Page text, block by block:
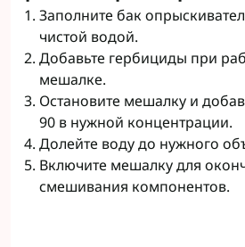
Заполните бак
чистой водой.
Добавьте гербициды при
мешалке.
Остановите мешалку и
90 в нужной концентрации.
Долейте воду до нужного
Включите мешалку для
смешивания компонентов.